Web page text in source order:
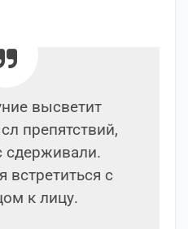
высветит
препятствий,
сдерживали.
с
к лицу.